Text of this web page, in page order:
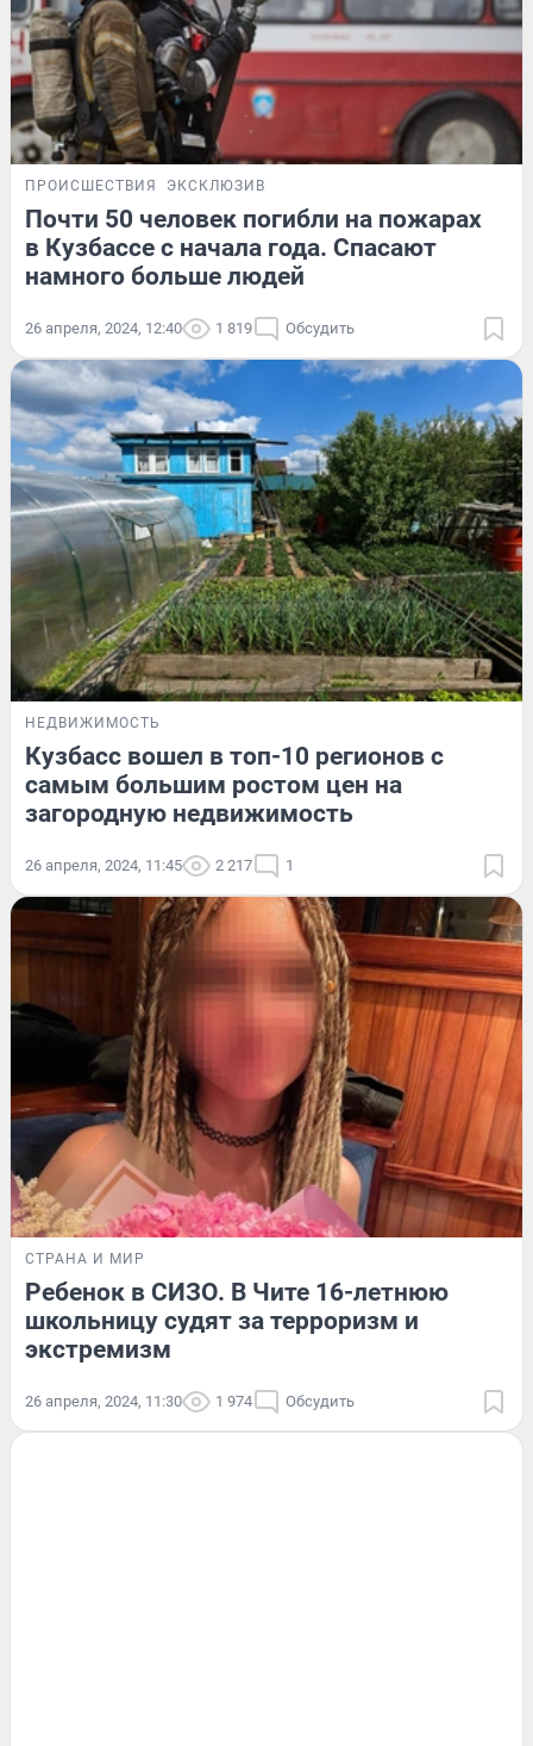
ПРОИСШЕСТВИЯ ЭКСКЛЮЗИВ
Почти 50 человек погибли на пожарах
в Кузбассе с начала года. Спасают
намного больше людей
26 апреля, 2024, 12:40 1 819 Обсудить
НЕДВИЖИМОСТЬ
Кузбасс вошел в топ-10 регионов с
самым большим ростом цен на
загородную недвижимость
26 апреля, 2024, 11:45 2 217 1
СТРАНА И МИР
Ребенок в СИЗО. В Чите 16-летнюю
школьницу судят за терроризм и
экстремизм
26 апреля, 2024, 11:30 1 974 Обсудить